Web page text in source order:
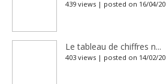
439 views | posted on 16/04/
Le tableau de chiffres n...
403 views | posted on 14/02/